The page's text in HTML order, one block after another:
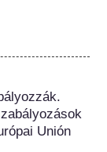
Unión